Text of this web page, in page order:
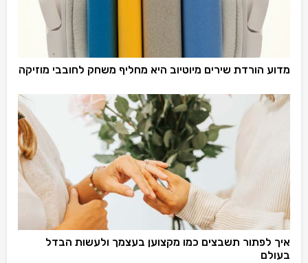
מדוע הורדת שירים מיוטיוב היא מחליף משחק לחובבי מוזיקה
איך לפתור תשבצים כמו מקצוען בעצמך ולעשות הבדל
בעולם